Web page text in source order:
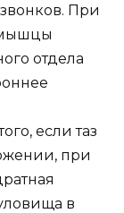
При
отдела
если таз
при
в